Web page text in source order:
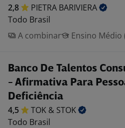
2,8 PIETRA BARIVIERA
Todo Brasil
A combinar
Ensino Médio
Banco De Talentos
- Afirmativa Para
Deficiência
4,5 TOK & STOK
Todo Brasil